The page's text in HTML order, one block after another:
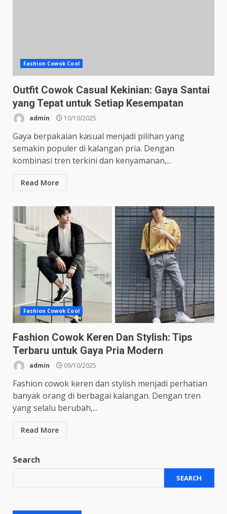
Fashion Cowok Cool
Outfit Cowok Casual Kekinian: Gaya Santai
yang Tepat untuk Setiap Kesempatan
admin 10/10/2025
Gaya berpakaian kasual menjadi pilihan yang
semakin populer di kalangan pria. Dengan
kombinasi tren terkini dan kenyamanan,...
Read More
Fashion Cowok Cool
Fashion Cowok Keren Dan Stylish: Tips
Terbaru untuk Gaya Pria Modern
admin 09/10/2025
Fashion cowok keren dan stylish menjadi perhatian
banyak orang di berbagai kalangan. Dengan tren
yang selalu berubah,...
Read More
Search
SEARCH